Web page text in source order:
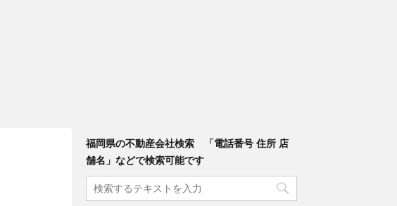
福岡県の不動産会社検索 「電話番号 住所 店
舗名」などで検索可能です